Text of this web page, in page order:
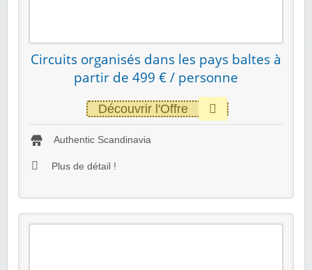
Circuits organisés dans les pays baltes à
partir de 499 € / personne
Découvrir l'Offre
Authentic Scandinavia
Plus de détail !